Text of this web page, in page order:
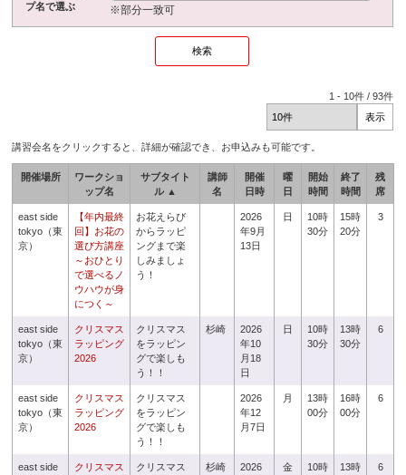
プ名で選ぶ
※部分一致可
1 - 10件 /93件
講習会名をクリックすると、詳細が確認でき、お申込みも可能です。
開催場所
ワークショ
ップ名
サブタイト
ル ▲
講師
名
開催
日時
曜
日
開始
時間
終了
時間
残
席
east side
tokyo（東
京）
【年内最終
回】お花の
選び方講座
～おひとり
で選べるノ
ウハウが身
につく～
お花えらび
からラッピ
ングまで楽
しみましょ
う！
2026
年9月
13日
日
10時
30分
15時
20分
3
east side
tokyo（東
京）
クリスマス
ラッピング
2026
クリスマス
をラッピン
グで楽しも
う！！
杉崎
2026
年10
月18
日
日
10時
30分
13時
30分
6
east side
tokyo（東
京）
クリスマス
ラッピング
2026
クリスマス
をラッピン
グで楽しも
う！！
2026
年12
月7日
月
13時
00分
16時
00分
6
east side
クリスマス
クリスマス
杉崎
2026
金
10時
13時
6